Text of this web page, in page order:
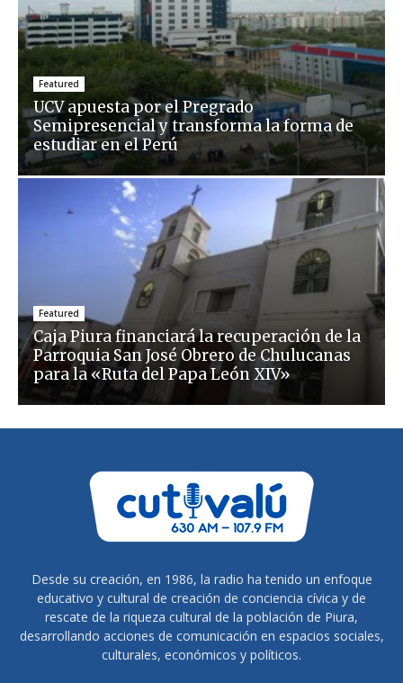
Featured
UCV apuesta por el Pregrado
Semipresencial y transforma la forma de
estudiar en el Perú
Featured
Caja Piura financiará la recuperación de la
Parroquia San José Obrero de Chulucanas
para la «Ruta del Papa León XIV»
Desde su creación, en 1986, la radio ha tenido un enfoque
educativo y cultural de creación de conciencia cívica y de
rescate de la riqueza cultural de la población de Piura,
desarrollando acciones de comunicación en espacios sociales,
culturales, económicos y políticos.